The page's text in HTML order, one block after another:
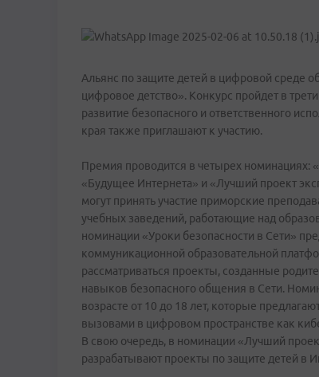
Альянс по защите детей в цифровой среде
цифровое детство». Конкурс пройдет в
развитие безопасного и ответственного
края также приглашают к участию.
Премия проводится в четырех номинациях:
«Будущее Интернета» и «Лучший проект
могут принять участие приморские
учебных заведений, работающие над
номинации «Уроки безопасности в Сети»
коммуникационной образовательной
рассматриваться проекты, созданные
навыков безопасного общения в Сети.
возрасте от 10 до 18 лет, которые
вызовами в цифровом пространстве как
В свою очередь, в номинации «Лучший
разрабатывают проекты по защите детей в